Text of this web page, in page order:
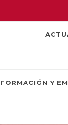
FORMACIÓN Y